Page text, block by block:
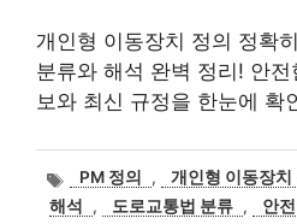
개인형 이동장치 정의 정확
분류와 해석 완벽 정리! 안
보와 최신 규정을 한눈에 확
태
그
PM 정의 , 개인형 이동장치
해석
, 도로교통법 분류 , 안